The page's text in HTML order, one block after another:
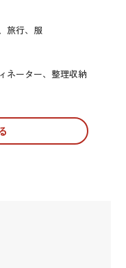
旅行、服
ネーター、整理収納